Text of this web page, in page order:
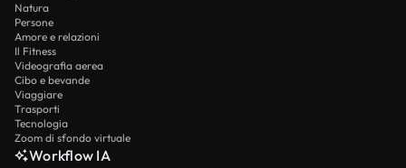
Natura
Persone
Amore e relazioni
Il Fitness
Videografia aerea
Cibo e bevande
Viaggiare
Trasporti
Tecnologia
Zoom di sfondo virtuale
Workflow IA